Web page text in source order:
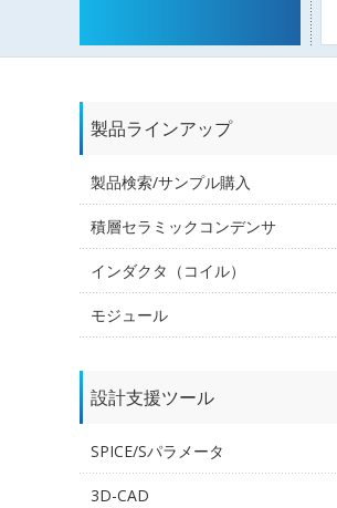
製品ラインアップ
製品検索/サンプル購入
積層セラミックコンデンサ
インダクタ（コイル）
モジュール
設計支援ツール
SPICE/Sパラメータ
3D-CAD